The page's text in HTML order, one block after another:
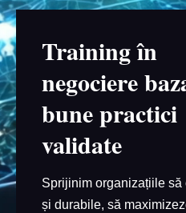
Training în
negociere
bune practici
validate
Sprijinim organizațiile
și durabile, să